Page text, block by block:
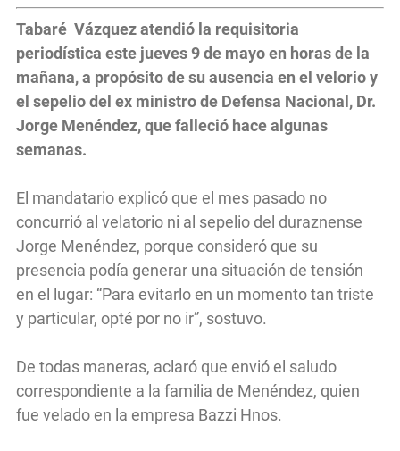
Tabaré Vázquez atendió la requisitoria
periodística este jueves 9 de mayo en horas de la
mañana, a propósito de su ausencia en el velorio y
el sepelio del ex ministro de Defensa Nacional, Dr.
Jorge Menéndez, que falleció hace algunas
semanas.
El mandatario explicó que el mes pasado no
concurrió al velatorio ni al sepelio del duraznense
Jorge Menéndez, porque consideró que su
presencia podía generar una situación de tensión
en el lugar: “Para evitarlo en un momento tan triste
y particular, opté por no ir”, sostuvo.
De todas maneras, aclaró que envió el saludo
correspondiente a la familia de Menéndez, quien
fue velado en la empresa Bazzi Hnos.